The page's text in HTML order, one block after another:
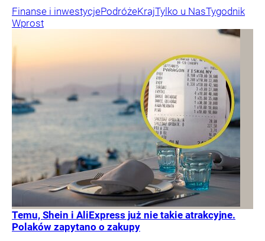
Finanse i inwestycjePodróżeKrajTylko u NasTygodnik
Wprost
Temu, Shein i AliExpress już nie takie atrakcyjne.
Polaków zapytano o zakupy